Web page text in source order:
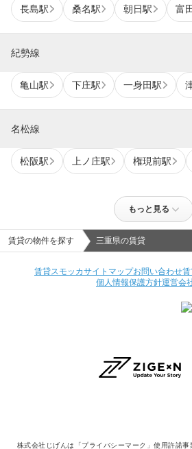
長島駅 桑名駅 朝日駅 富
紀勢線
亀山駅 下庄駅 一身田駅
名松線
松阪駅 上ノ庄駅 権現前駅
もっと見る
賃貸の物件を探す 三重県の賃貸
賃貸スモッカサイトマップお問い合わせ
個人情報保護方針運営会
株式会社じげんは「プライバシーマーク」使用許諾事